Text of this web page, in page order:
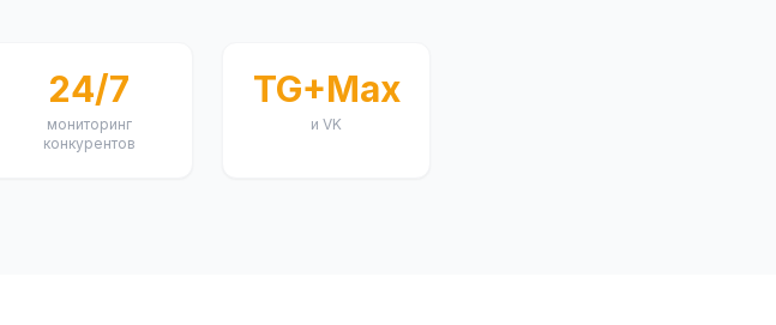
24/7
мониторинг
конкурентов
TG+Max
и VK